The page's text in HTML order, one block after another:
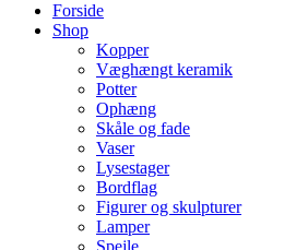
Forside
Shop
Kopper
Væghængt keramik
Potter
Ophæng
Skåle og fade
Vaser
Lysestager
Bordflag
Figurer og skulpturer
Lamper
Spejle